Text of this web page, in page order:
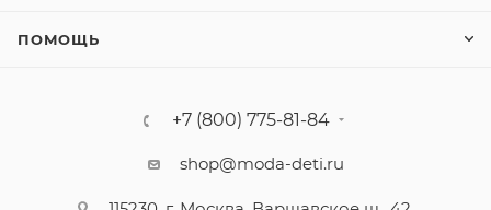
ПОМОЩЬ
+7 (800) 775-81-84
shop@moda-deti.ru